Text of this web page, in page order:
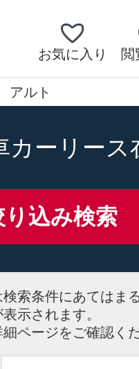
お気に入り 閲
アルト
カーリース
り込み検索
索条件にあてはま
示されます。
ページをご確認く